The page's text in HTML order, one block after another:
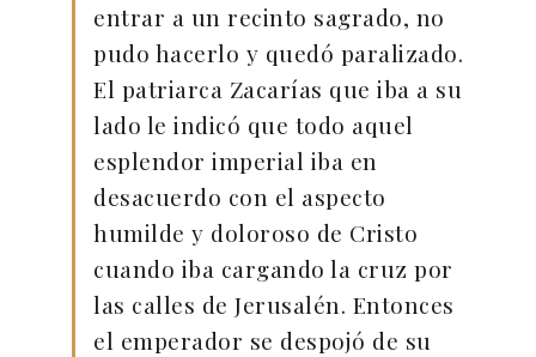
entrar a un recinto sagrado, no
pudo hacerlo y quedó paralizado.
El patriarca Zacarías que iba a su
lado le indicó que todo aquel
esplendor imperial iba en
desacuerdo con el aspecto
humilde y doloroso de Cristo
cuando iba cargando la cruz por
las calles de Jerusalén. Entonces
el emperador se despojó de su